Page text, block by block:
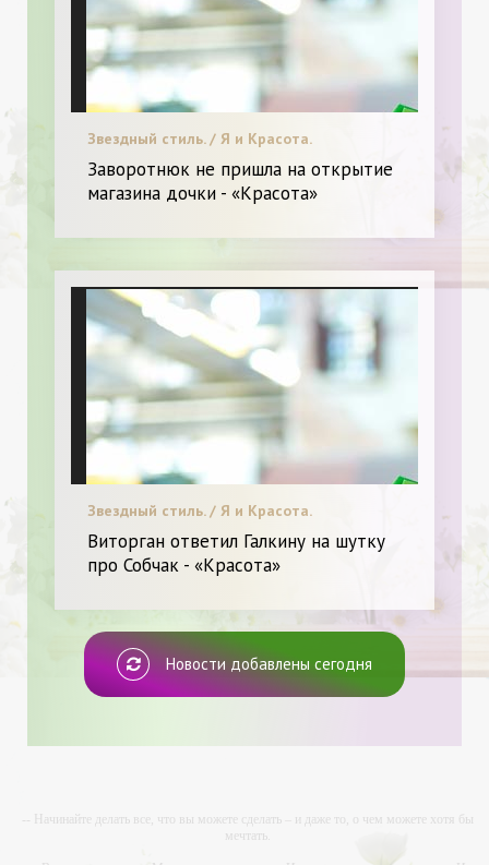
Звездный стиль. / Я и Красота.
Заворотнюк не пришла на открытие
магазина дочки - «Красота»
Звездный стиль. / Я и Красота.
Виторган ответил Галкину на шутку
про Собчак - «Красота»
Новости добавлены сегодня
-- Начинайте делать все, что вы можете сделать – и даже то, о чем можете хотя бы
мечтать.